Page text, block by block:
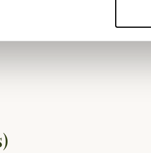
sont situés au talon et au bout de
sa capacité d'évacuation de